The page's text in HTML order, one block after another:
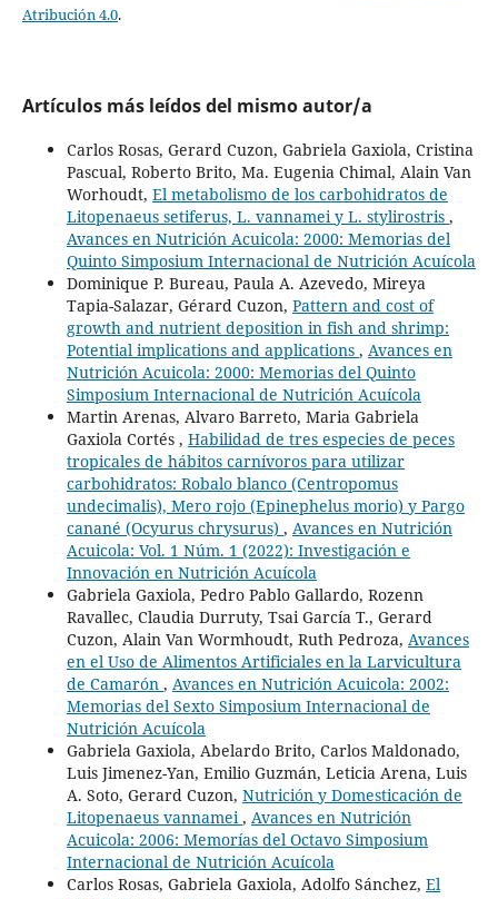
Atribución 4.0.
Artículos más leídos del mismo autor/a
Carlos Rosas, Gerard Cuzon, Gabriela Gaxiola, Cristina
Pascual, Roberto Brito, Ma. Eugenia Chimal, Alain Van
Worhoudt, El metabolismo de los carbohidratos de
Litopenaeus setiferus, L. vannamei y L. stylirostris ,
Avances en Nutrición Acuicola: 2000: Memorias del
Quinto Simposium Internacional de Nutrición Acuícola
Dominique P. Bureau, Paula A. Azevedo, Mireya
Tapia-Salazar, Gérard Cuzon, Pattern and cost of
growth and nutrient deposition in fish and shrimp:
Potential implications and applications , Avances en
Nutrición Acuicola: 2000: Memorias del Quinto
Simposium Internacional de Nutrición Acuícola
Martin Arenas, Alvaro Barreto, Maria Gabriela
Gaxiola Cortés , Habilidad de tres especies de peces
tropicales de hábitos carnívoros para utilizar
carbohidratos: Robalo blanco (Centropomus
undecimalis), Mero rojo (Epinephelus morio) y Pargo
canané (Ocyurus chrysurus) , Avances en Nutrición
Acuicola: Vol. 1 Núm. 1 (2022): Investigación e
Innovación en Nutrición Acuícola
Gabriela Gaxiola, Pedro Pablo Gallardo, Rozenn
Ravallec, Claudia Durruty, Tsai García T., Gerard
Cuzon, Alain Van Wormhoudt, Ruth Pedroza, Avances
en el Uso de Alimentos Artificiales en la Larvicultura
de Camarón , Avances en Nutrición Acuicola: 2002:
Memorias del Sexto Simposium Internacional de
Nutrición Acuícola
Gabriela Gaxiola, Abelardo Brito, Carlos Maldonado,
Luis Jimenez-Yan, Emilio Guzmán, Leticia Arena, Luis
A. Soto, Gerard Cuzon, Nutrición y Domesticación de
Litopenaeus vannamei, Avances en Nutrición
Acuicola: 2006: Memorías del Octavo Simposium
Internacional de Nutrición Acuícola
Carlos Rosas, Gabriela Gaxiola, Adolfo Sánchez, El